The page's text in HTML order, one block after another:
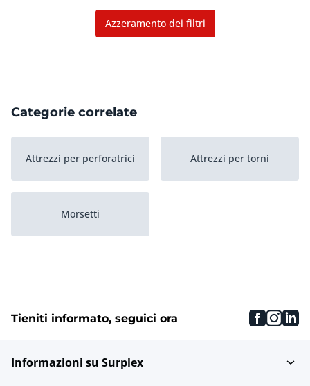
Azzeramento dei filtri
Categorie correlate
Attrezzi per perforatrici Attrezzi per torni
Morsetti
Tieniti informato, seguici ora
Informazioni su Surplex